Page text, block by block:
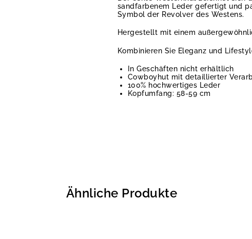
sandfarbenem Leder gefertigt und
Symbol der Revolver des Westens.
Hergestellt mit einem
Kombinieren Sie Eleganz und
In Geschäften nicht erhältlich
Cowboyhut mit detaillierter
100% hochwertiges Leder
Kopfumfang: 58-59 cm
Ähnliche Produkte